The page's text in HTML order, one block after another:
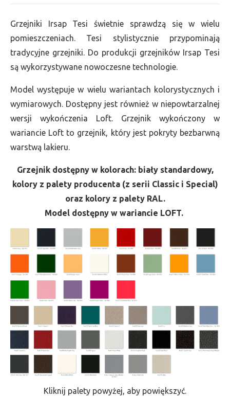
Grzejniki Irsap Tesi świetnie sprawdzą się w wielu
pomieszczeniach. Tesi stylistycznie przypominają
tradycyjne grzejniki. Do produkcji grzejników Irsap Tesi
są wykorzystywane nowoczesne technologie.
Model występuje w wielu wariantach kolorystycznych i
wymiarowych. Dostępny jest również w niepowtarzalnej
wersji wykończenia Loft. Grzejnik wykończony w
wariancie Loft to grzejnik, który jest pokryty bezbarwną
warstwą lakieru.
Grzejnik dostępny w kolorach: biały standardowy,
kolory z palety producenta (z serii Classic i Special)
oraz kolory z palety RAL.
Model dostępny w wariancie LOFT.
Kliknij palety powyżej, aby powiększyć.